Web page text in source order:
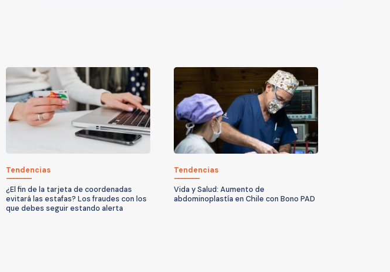
Tendencias
¿El fin de la tarjeta de coordenadas
evitará las estafas? Los fraudes con los
que debes seguir estando alerta
Tendencias
Vida y Salud: Aumento de
abdominoplastía en Chile con Bono PAD